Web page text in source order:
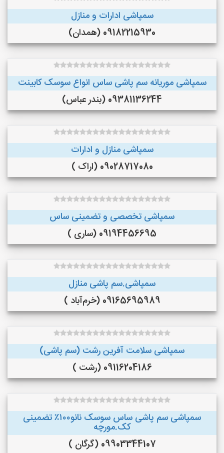
سمپاشی ادارات و منازل
09182215930 (همدان)
سمپاشی موریانه سم پاشی ساس انواع سوسک کابینت
09381136244 (بندر عباس)
سمپاشی منازل و ادارات
09028717080 (اراک )
سمپاشی تخصصی و تضمینی ساس
09194456695 (ساری )
سمپاشی.سم پاشی منازل
09165695989 (خرم‌آباد )
سمپاشی سلامت آفرین رشت (سم پاشی)
09116204186 (رشت )
سمپاشی سم پاشی ساس سوسک نانو۱۰۰٪ تضمینی
کک.مورچه
09903344107 (گرگان )